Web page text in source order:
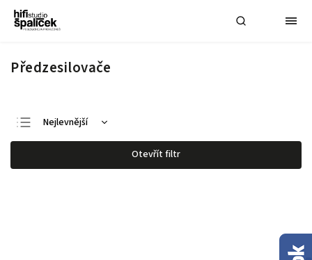
Předzesilovače
Nejlevnější
Nejdražší
Nejprodávanější
Otevřít filtr